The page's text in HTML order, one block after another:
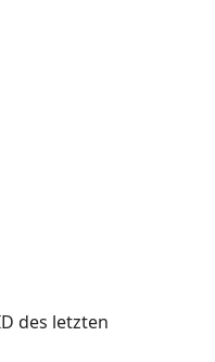
des letzten